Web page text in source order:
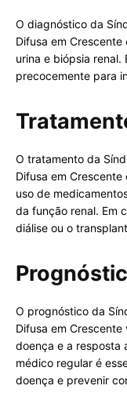
O diagnóstico da
Difusa em
urina e biópsia
precocemente para
O tratamento da
Difusa em
uso de
da função renal. Em
diálise ou o
O prognóstico da
Difusa em
doença e a resposta
médico regular é
doença e prevenir